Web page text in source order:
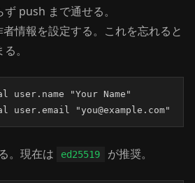
push まで通せる。
情報を設定する。これを忘れると
。
"Your Name"
"you@example.com"
。現在は ed25519 が推奨。